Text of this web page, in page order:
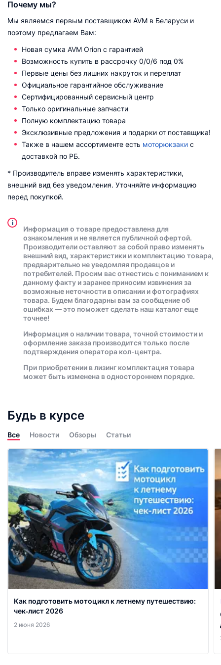
Почему мы?
Мы являемся первым поставщиком AVM в Беларуси и
поэтому предлагаем Вам:
Новая сумка AVM Orion с гарантией
Возможность купить в рассрочку 0/0/6 под 0%
Первые цены без лишних накруток и переплат
Официальное гарантийное обслуживание
Сертифицированный сервисный центр
Только оригинальные запчасти
Полную комплектацию товара
Эксклюзивные предложения и подарки от поставщика!
Также в нашем ассортименте есть моторюкзаки с
доставкой по РБ.
* Производитель вправе изменять характеристики,
внешний вид без уведомления. Уточняйте информацию
перед покупкой.
i
Информация о товаре предоставлена для
ознакомления и не является публичной офертой.
Производители оставляют за собой право изменять
внешний вид, характеристики и комплектацию товара,
предварительно не уведомляя продавцов и
потребителей. Просим вас отнестись с пониманием к
данному факту и заранее приносим извинения за
возможные неточности в описании и фотографиях
товара. Будем благодарны вам за сообщение об
ошибках — это поможет сделать наш каталог еще
точнее!
Информация о наличии товара, точной стоимости и
оформление заказа производится только после
подтверждения оператора кол-центра.
При приобретении в лизинг комплектация товара
может быть изменена в одностороннем порядке.
Будь в курсе
Все Новости Обзоры Статьи
Как подготовить мотоцикл к летнему путешествию:
чек‑лист 2026
2 июня 2026